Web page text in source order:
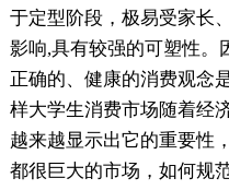
于定型阶段，极易受家长
影响,具有较强的可塑性。
正确的、健康的消费观念
样大学生消费市场随着经
越来越显示出它的重要性
都很巨大的市场，如何规